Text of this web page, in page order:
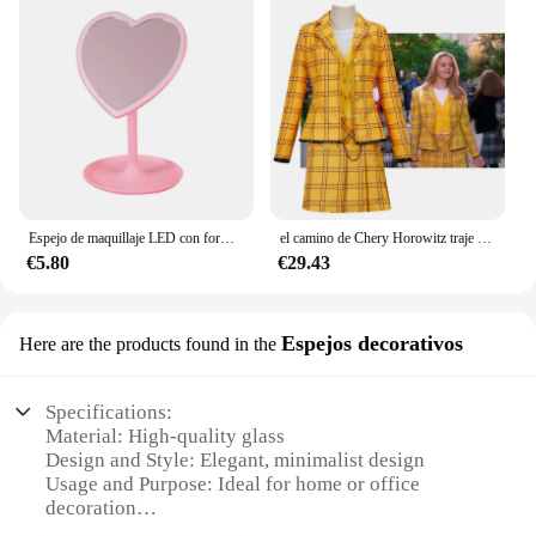
Espejo de maquillaje LED con forma de corazón, iluminación de 3 colores y soporte, recargable, portátil, iluminado
€5.80
el camino de Chery Horowitz traje de cosplay traje a cuadros amarillo vestido uniforme estilo de película Cosplay
€29.43
Here are the products found in the Espejos decorativos
Specifications:
Material: High-quality glass
Design and Style: Elegant, minimalist design
Usage and Purpose: Ideal for home or office
decoration